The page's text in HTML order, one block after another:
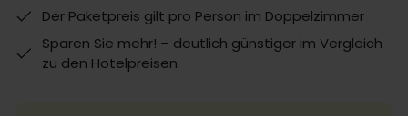
Der Paketpreis gilt pro Person im Doppelzimmer
Sparen Sie mehr! – deutlich günstiger im Vergleich
zu den Hotelpreisen